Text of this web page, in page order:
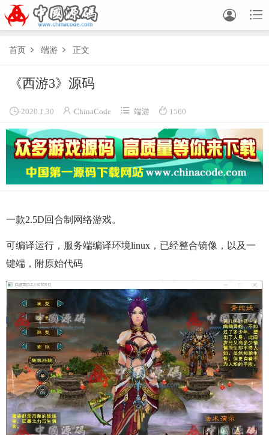


首页  端游  正文
《西游3》源码
 2020.1.30  ChinaCode  端游  1560
一款2.5D回合制网络游戏。
可编译运行，服务端编译环境linux，已经整合镜像，以及一
键端，附原始代码